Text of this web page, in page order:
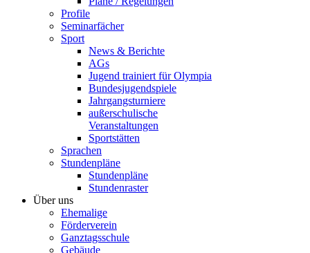
Profile
Seminarfächer
Sport
News & Berichte
AGs
Jugend trainiert für Olympia
Bundesjugendspiele
Jahrgangsturniere
außerschulische
Veranstaltungen
Sportstätten
Sprachen
Stundenpläne
Stundenpläne
Stundenraster
Über uns
Ehemalige
Förderverein
Ganztagsschule
Gebäude